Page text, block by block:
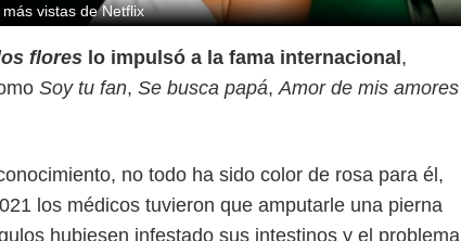
vistas de Netflix
flores lo impulsó a la fama internacional ,
Soy tu fan, Se busca papá,Amor de mis amores
no todo ha sido color de rosa para él,
los médicos tuvieron que amputarle una pierna
hubiesen infestado sus intestinos y el problema